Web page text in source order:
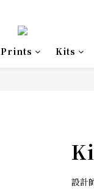
Prints Kits
設計